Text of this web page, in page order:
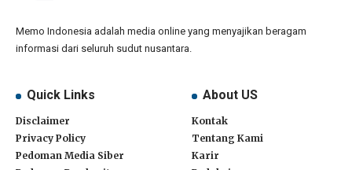
Memo Indonesia adalah media online yang menyajikan beragam
informasi dari seluruh sudut nusantara.
Quick Links
Disclaimer
Privacy Policy
Pedoman Media Siber
About US
Kontak
Tentang Kami
Karir